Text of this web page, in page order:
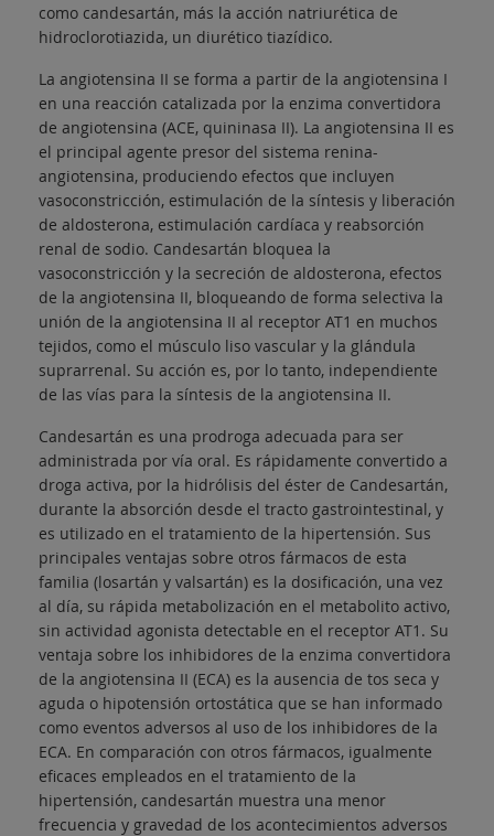
como candesartán, más la acción natriurética de
hidroclorotiazida, un diurético tiazídico.
La angiotensina II se forma a partir de la angiotensina I
en una reacción catalizada por la enzima convertidora
de angiotensina (ACE, quininasa II). La angiotensina II es
el principal agente presor del sistema renina-
angiotensina, produciendo efectos que incluyen
vasoconstricción, estimulación de la síntesis y liberación
de aldosterona, estimulación cardíaca y reabsorción
renal de sodio. Candesartán bloquea la
vasoconstricción y la secreción de aldosterona, efectos
de la angiotensina II, bloqueando de forma selectiva la
unión de la angiotensina II al receptor AT1 en muchos
tejidos, como el músculo liso vascular y la glándula
suprarrenal. Su acción es, por lo tanto, independiente
de las vías para la síntesis de la angiotensina II.
Candesartán es una prodroga adecuada para ser
administrada por vía oral. Es rápidamente convertido a
droga activa, por la hidrólisis del éster de Candesartán,
durante la absorción desde el tracto gastrointestinal, y
es utilizado en el tratamiento de la hipertensión. Sus
principales ventajas sobre otros fármacos de esta
familia (losartán y valsartán) es la dosificación, una vez
al día, su rápida metabolización en el metabolito activo,
sin actividad agonista detectable en el receptor AT1. Su
ventaja sobre los inhibidores de la enzima convertidora
de la angiotensina II (ECA) es la ausencia de tos seca y
aguda o hipotensión ortostática que se han informado
como eventos adversos al uso de los inhibidores de la
ECA. En comparación con otros fármacos, igualmente
eficaces empleados en el tratamiento de la
hipertensión, candesartán muestra una menor
frecuencia y gravedad de los acontecimientos adversos